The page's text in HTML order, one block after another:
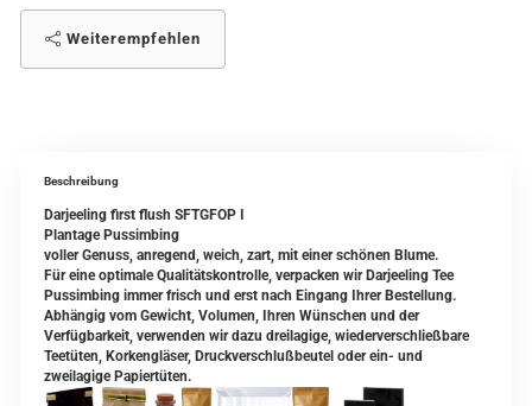
Weiterempfehlen
Beschreibung
Darjeeling first flush SFTGFOP I
Plantage Pussimbing
voller Genuss, anregend, weich, zart, mit einer schönen Blume.
Für eine optimale Qualitätskontrolle, verpacken wir Darjeeling Tee
Pussimbing immer frisch und erst nach Eingang Ihrer Bestellung.
Abhängig vom Gewicht, Volumen, Ihren Wünschen und der
Verfügbarkeit, verwenden wir dazu dreilagige, wiederverschließbare
Teetüten, Korkengläser, Druckverschlußbeutel oder ein- und
zweilagige Papiertüten.